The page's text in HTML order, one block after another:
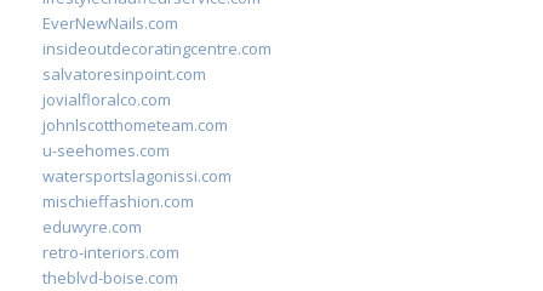
EverNewNails.com
insideoutdecoratingcentre.com
salvatoresinpoint.com
jovialfloralco.com
johnlscotthometeam.com
u-seehomes.com
watersportslagonissi.com
mischieffashion.com
eduwyre.com
retro-interiors.com
theblvd-boise.com